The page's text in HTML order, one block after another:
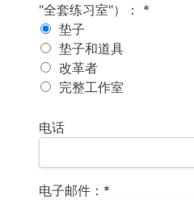
"全套练习室"）： *
垫子
垫子和道具
改革者
完整工作室
电话
电子邮件：*